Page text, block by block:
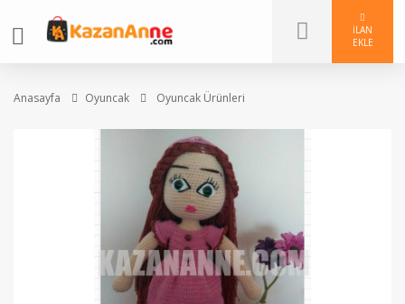
İLAN
EKLE
Anasayfa Oyuncak Oyuncak Ürünleri